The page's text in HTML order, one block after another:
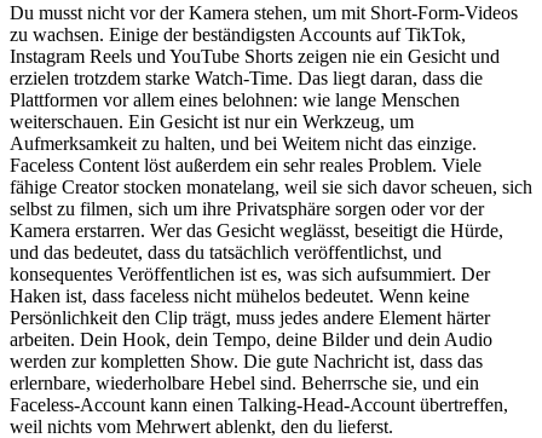
Du musst nicht vor der Kamera stehen, um mit Short-Form-Videos
zu wachsen. Einige der beständigsten Accounts auf TikTok,
Instagram Reels und YouTube Shorts zeigen nie ein Gesicht und
erzielen trotzdem starke Watch-Time. Das liegt daran, dass die
Plattformen vor allem eines belohnen: wie lange Menschen
weiterschauen. Ein Gesicht ist nur ein Werkzeug, um
Aufmerksamkeit zu halten, und bei Weitem nicht das einzige.
Faceless Content löst außerdem ein sehr reales Problem. Viele
fähige Creator stocken monatelang, weil sie sich davor scheuen, sich
selbst zu filmen, sich um ihre Privatsphäre sorgen oder vor der
Kamera erstarren. Wer das Gesicht weglässt, beseitigt die Hürde,
und das bedeutet, dass du tatsächlich veröffentlichst, und
konsequentes Veröffentlichen ist es, was sich aufsummiert. Der
Haken ist, dass faceless nicht mühelos bedeutet. Wenn keine
Persönlichkeit den Clip trägt, muss jedes andere Element härter
arbeiten. Dein Hook, dein Tempo, deine Bilder und dein Audio
werden zur kompletten Show. Die gute Nachricht ist, dass das
erlernbare, wiederholbare Hebel sind. Beherrsche sie, und ein
Faceless-Account kann einen Talking-Head-Account übertreffen,
weil nichts vom Mehrwert ablenkt, den du lieferst.